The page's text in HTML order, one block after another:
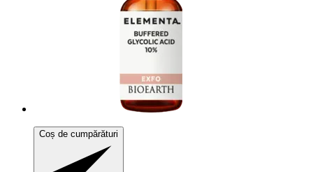
Coș de cumpărături